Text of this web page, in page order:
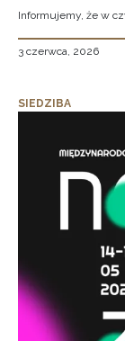
Informujemy, że w
3 czerwca, 2026
SIEDZIBA